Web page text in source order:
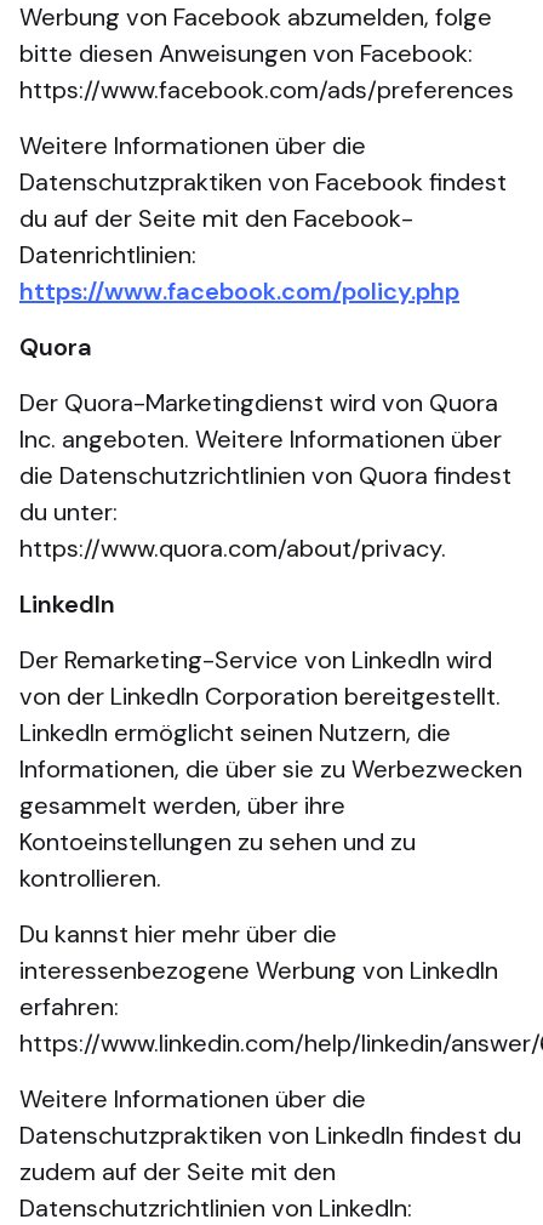
Werbung von Facebook abzumelden, folge
bitte diesen Anweisungen von Facebook:
https://www.facebook.com/ads/preferences
Weitere Informationen über die
Datenschutzpraktiken von Facebook findest
du auf der Seite mit den Facebook-
Datenrichtlinien:
https://www.facebook.com/policy.php
Quora
Der Quora-Marketingdienst wird von Quora
Inc. angeboten. Weitere Informationen über
die Datenschutzrichtlinien von Quora findest
du unter:
https://www.quora.com/about/privacy.
LinkedIn
Der Remarketing-Service von LinkedIn wird
von der LinkedIn Corporation bereitgestellt.
LinkedIn ermöglicht seinen Nutzern, die
Informationen, die über sie zu Werbezwecken
gesammelt werden, über ihre
Kontoeinstellungen zu sehen und zu
kontrollieren.
Du kannst hier mehr über die
interessenbezogene Werbung von LinkedIn
erfahren:
https://www.linkedin.com/help/linkedin/answer/
Weitere Informationen über die
Datenschutzpraktiken von LinkedIn findest du
zudem auf der Seite mit den
Datenschutzrichtlinien von LinkedIn: